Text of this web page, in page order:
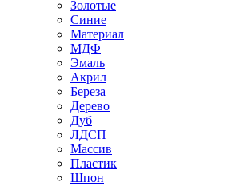
Золотые
Синие
Материал
МДФ
Эмаль
Акрил
Береза
Дерево
Дуб
ЛДСП
Массив
Пластик
Шпон